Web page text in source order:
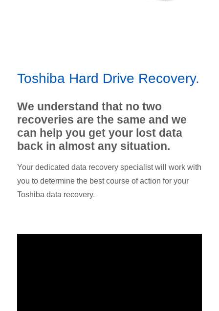
Toshiba Hard Drive Recovery.
We understand that no two
recoveries are the same and we
can help you get your lost data
back in almost any situation.
Your dedicated data recovery specialist will work with
you to determine the best course of action for your
Toshiba data recovery.